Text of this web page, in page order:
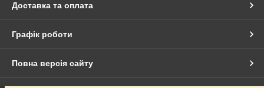
Доставка та оплата
Графік роботи
Повна версія сайту